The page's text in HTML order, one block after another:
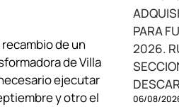
de un
de Villa
ejecutar
y otro el
PARA
2026.
06/08/